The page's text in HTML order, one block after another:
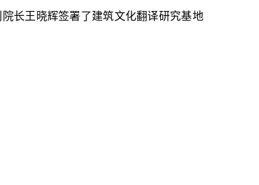
长王晓辉签署了建筑文化翻译研究基地